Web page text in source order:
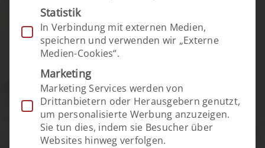
Statistik
In Verbindung mit externen Medien,
speichern und verwenden wir „Externe
Medien-Cookies“.
Marketing
Marketing Services werden von
Drittanbietern oder Herausgebern genutzt,
um personalisierte Werbung anzuzeigen.
Sie tun dies, indem sie Besucher über
Websites hinweg verfolgen.